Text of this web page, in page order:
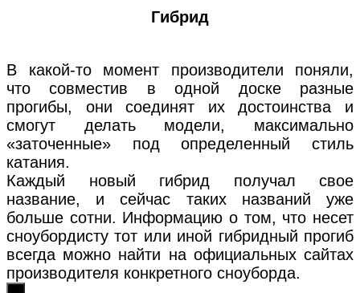
Гибрид
В какой-то момент производители поняли,
что совместив в одной доске разные
прогибы, они соединят их достоинства и
смогут делать модели, максимально
«заточенные» под определенный стиль
катания.
Каждый новый гибрид получал свое
название, и сейчас таких названий уже
больше сотни. Информацию о том, что несет
сноубордисту тот или иной гибридный прогиб
всегда можно найти на официальных сайтах
производителя конкретного сноуборда.